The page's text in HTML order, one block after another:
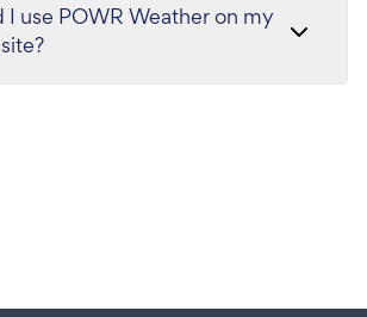
I use POWR Weather on my